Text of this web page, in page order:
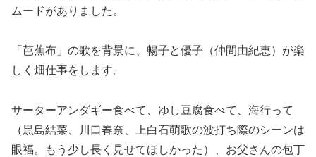
ムードがありました。
「芭蕉布」の歌を背景に、暢子と優子（仲間由紀恵）が楽
しく畑仕事をします。
サーターアンダギー食べて、ゆし豆腐食べて、海行って
（黒島結菜、川口春奈、上白石萌歌の波打ち際のシーンは
眼福。もう少し長く見せてほしかった）、お父さんの包丁